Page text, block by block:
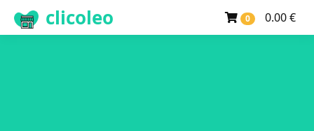
0 0.00 €
clicoleo